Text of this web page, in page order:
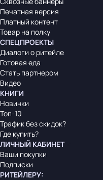
Печатная версия
Платный контент
Товар на полку
СПЕЦПРОЕКТЫ
Диалоги о ритейле
Готовая еда
Стать партнером
Видео
КНИГИ
Новинки
Топ-10
Трафик без скидок?
Где купить?
ЛИЧНЫЙ КАБИНЕТ
Ваши покупки
Подписки
РИТЕЙЛЕРУ: